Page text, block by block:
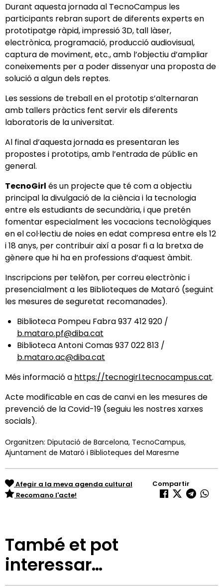
Durant aquesta jornada al TecnoCampus les
participants rebran suport de diferents experts en
prototipatge ràpid, impressió 3D, tall làser,
electrònica, programació, producció audiovisual,
captura de moviment, etc., amb l’objectiu d’ampliar
coneixements per a poder dissenyar una proposta de
solució a algun dels reptes.
Les sessions de treball en el prototip s’alternaran
amb tallers pràctics fent servir els diferents
laboratoris de la universitat.
Al final d’aquesta jornada es presentaran les
propostes i prototips, amb l’entrada de públic en
general.
TecnoGirl és un projecte que té com a objectiu
principal la divulgació de la ciència i la tecnologia
entre els estudiants de secundària, i que pretén
fomentar especialment les vocacions tecnològiques
en el col·lectiu de noies en edat compresa entre els 12
i 18 anys, per contribuir així a posar fi a la bretxa de
gènere que hi ha en professions d’aquest àmbit.
Inscripcions per telèfon, per correu electrònic i
presencialment a les Biblioteques de Mataró (seguint
les mesures de seguretat recomanades).
Biblioteca Pompeu Fabra 937 412 920 /
b.mataro.pf@diba.cat
Biblioteca Antoni Comas 937 022 813 /
b.mataro.ac@diba.cat
Més informació a https://tecnogirl.tecnocampus.cat.
Acte modificable en cas de canvi en les mesures de
prevenció de la Covid-19 (seguiu les nostres xarxes
socials).
Organitzen: Diputació de Barcelona, TecnoCampus,
Ajuntament de Mataró i Biblioteques del Maresme
Afegir a la meva agenda cultural
Recomano l'acte!
Compartir
També et pot
interessar…